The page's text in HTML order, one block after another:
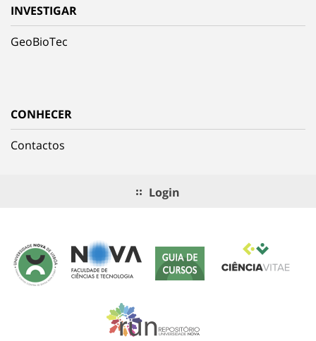
INVESTIGAR
GeoBioTec
CONHECER
Contactos
Login